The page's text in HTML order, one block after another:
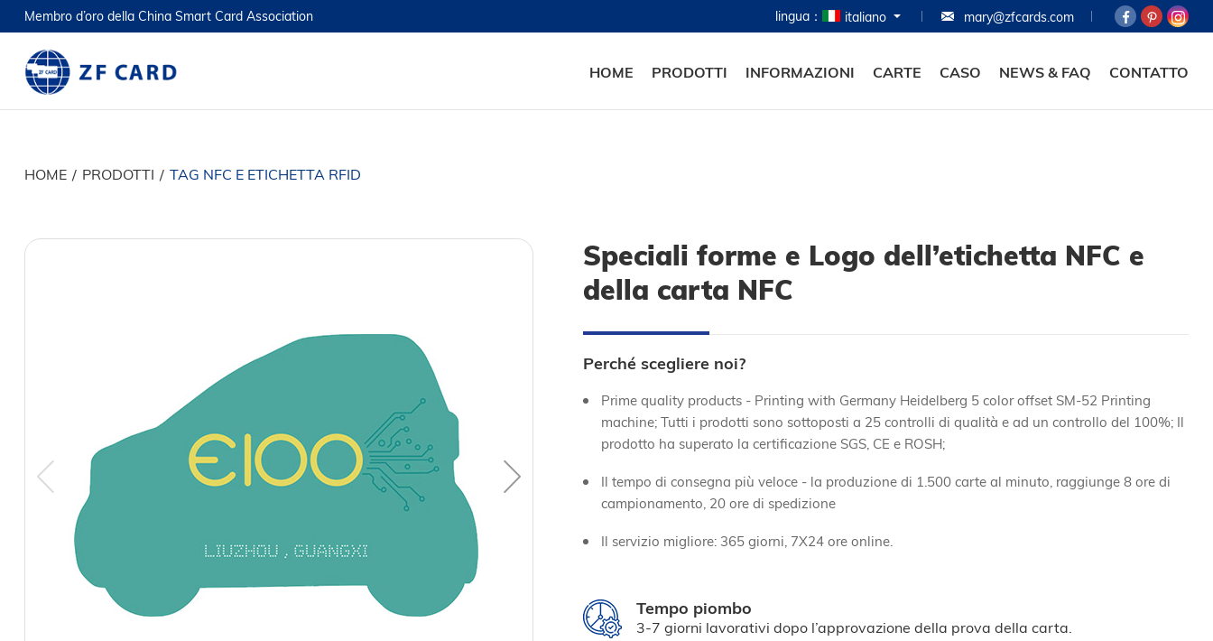
Membro d’oro della China Smart Card Association mary@zfcards.com
lingua： italiano
HOME PRODOTTI INFORMAZIONI CARTE CASO NEWS & FAQ CONTATTO
HOME
PRODOTTI
INFORMAZIONI
CONTATTO
HOME / PRODOTTI / TAG NFC E ETICHETTA RFID
Speciali forme e Logo dell’etichetta NFC e
della carta NFC
Perché scegliere noi?
Prime quality products - Printing with Germany Heidelberg 5 color offset SM-52 Printing
machine; Tutti i prodotti sono sottoposti a 25 controlli di qualità e ad un controllo del 100%; Il
prodotto ha superato la certificazione SGS, CE e ROSH;
Il tempo di consegna più veloce - la produzione di 1.500 carte al minuto, raggiunge 8 ore di
campionamento, 20 ore di spedizione
Il servizio migliore: 365 giorni, 7X24 ore online.
Tempo piombo
3-7 giorni lavorativi dopo l’approvazione della prova della carta.